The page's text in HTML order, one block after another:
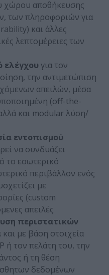
χώρου αποθήκευσης
των πληροφοριών για
και άλλες
λεπτομέρειες των
ελέγχου για τον
την αντιμετώπιση
απειλών, μέσα
(off-the-
και modular λύση/
εντοπισμού
να συνδυάζει
το εσωτερικό
περιβάλλον ενός
με
(custom
απειλές
περιστατικών
και με βάση στοιχεία
ή τον πελάτη του, την
ή τη θέση
δεδομένων